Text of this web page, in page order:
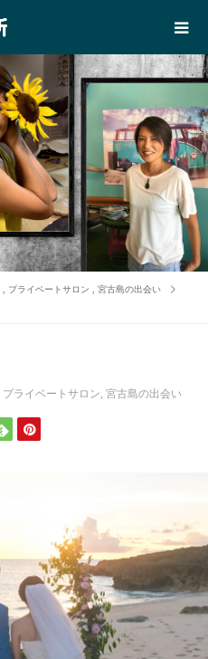
プライベートサロン
宮古島の出会い
プライベートサロン, 宮古島の出会い